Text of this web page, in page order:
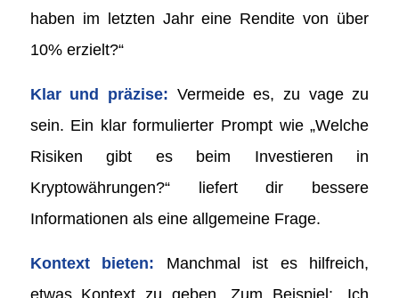
haben im letzten Jahr eine Rendite von über
10% erzielt?“
Klar und präzise: Vermeide es, zu vage zu
sein. Ein klar formulierter Prompt wie „Welche
Risiken gibt es beim Investieren in
Kryptowährungen?“ liefert dir bessere
Informationen als eine allgemeine Frage.
Kontext bieten: Manchmal ist es hilfreich,